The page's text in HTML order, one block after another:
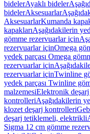
bidelerAyaklı bideler
bidelerAksesuarlar
AksesuarlarKumanda
kapaklarıAşağıdakilerin
gömme rezervuarlar için
rezervuarlar içinOmega
yedek parçası Omega
rezervuarlar için
rezervuarlar içinTwinline
yedek parçası Twinline
malzemesiElektronik
kontrolleriAşağıdakilerin
klozet deşarj kontrolleri
deşarj tetiklemeli, elektrikli
Sigma 12 cm gömme